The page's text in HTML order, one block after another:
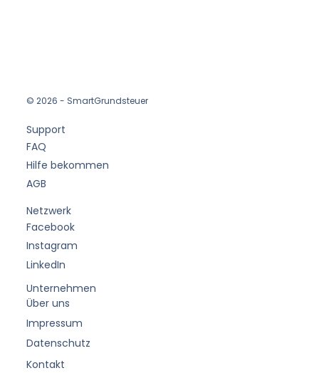
Support
FAQ
Hilfe bekommen
AGB
© 2026 - SmartGrundsteuer
Facebook
Netzwerk
Instagram
LinkedIn
Unternehmen
Datenschutz
Impressum
Über uns
Kontakt